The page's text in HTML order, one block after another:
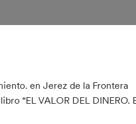
en Jerez de la Frontera
“EL VALOR DEL DINERO.